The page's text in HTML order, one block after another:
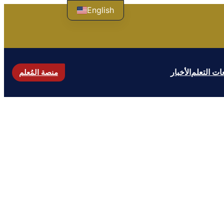
التعلمالأخبار منصة المُعلم
English